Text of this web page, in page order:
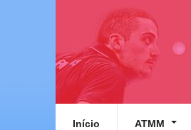
Início ATMM